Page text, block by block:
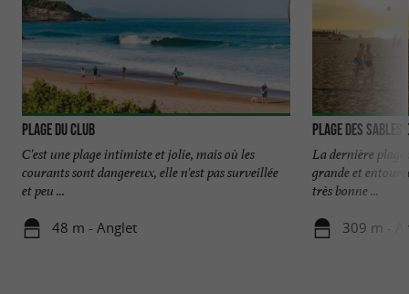
Plage du Club
C'est une plage intimiste et jolie, mais où les
courants sont dangereux, elle n'est pas surveillée
et peu ...
48 m - Anglet
Plage des Sables
La dernière plage
grande et
très bonne ...
309 m -